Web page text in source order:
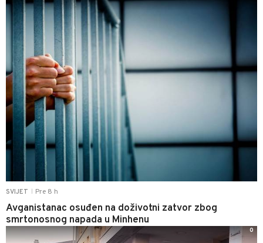
SVIJET Pre 8 h
Avganistanac osuđen na doživotni zatvor zbog
smrtonosnog napada u Minhenu
0